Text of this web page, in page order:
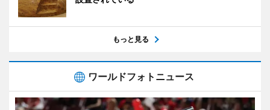
もっと見る
ワールドフォトニュース